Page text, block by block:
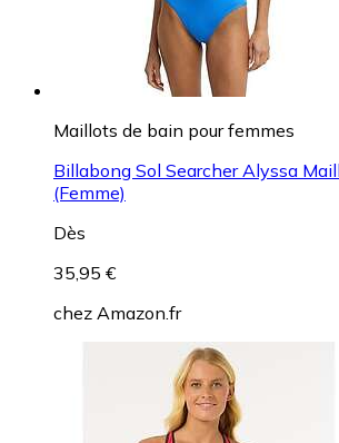
Maillots de bain pour femmes
Billabong Sol Searcher Alyssa
(Femme)
Dès
35,95 €
chez Amazon.fr